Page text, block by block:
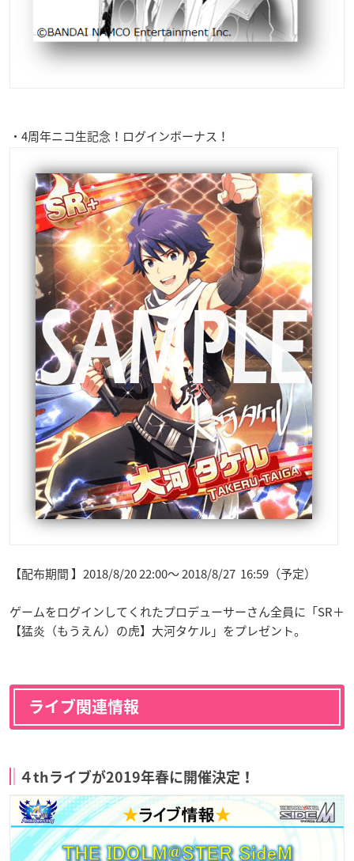
・4周年ニコ生記念！ログインボーナス！
【配布期間 】2018/8/20 22:00～ 2018/8/27 16:59（予定）
ゲームをログインしてくれたプロデューサーさん全員に「SR＋
【猛炎（もうえん）の虎】大河タケル」をプレゼント。
ライブ関連情報
４thライブが2019年春に開催決定！